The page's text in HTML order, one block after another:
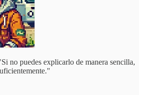
no puedes explicarlo de manera sencilla,